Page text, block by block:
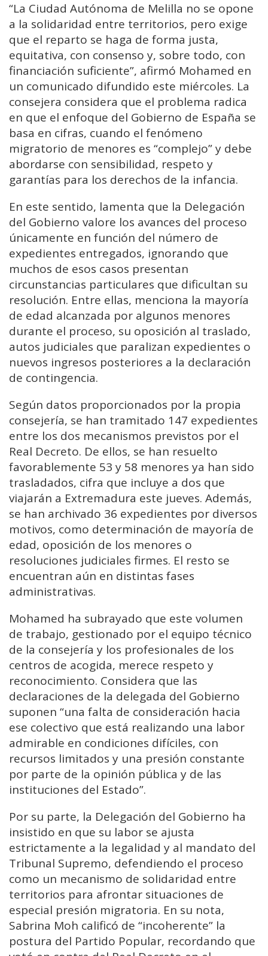
“La Ciudad Autónoma de Melilla no se opone
a la solidaridad entre territorios, pero exige
que el reparto se haga de forma justa,
equitativa, con consenso y, sobre todo, con
financiación suficiente”, afirmó Mohamed en
un comunicado difundido este miércoles. La
consejera considera que el problema radica
en que el enfoque del Gobierno de España se
basa en cifras, cuando el fenómeno
migratorio de menores es “complejo” y debe
abordarse con sensibilidad, respeto y
garantías para los derechos de la infancia.
En este sentido, lamenta que la Delegación
del Gobierno valore los avances del proceso
únicamente en función del número de
expedientes entregados, ignorando que
muchos de esos casos presentan
circunstancias particulares que dificultan su
resolución. Entre ellas, menciona la mayoría
de edad alcanzada por algunos menores
durante el proceso, su oposición al traslado,
autos judiciales que paralizan expedientes o
nuevos ingresos posteriores a la declaración
de contingencia.
Según datos proporcionados por la propia
consejería, se han tramitado 147 expedientes
entre los dos mecanismos previstos por el
Real Decreto. De ellos, se han resuelto
favorablemente 53 y 58 menores ya han sido
trasladados, cifra que incluye a dos que
viajarán a Extremadura este jueves. Además,
se han archivado 36 expedientes por diversos
motivos, como determinación de mayoría de
edad, oposición de los menores o
resoluciones judiciales firmes. El resto se
encuentran aún en distintas fases
administrativas.
Mohamed ha subrayado que este volumen
de trabajo, gestionado por el equipo técnico
de la consejería y los profesionales de los
centros de acogida, merece respeto y
reconocimiento. Considera que las
declaraciones de la delegada del Gobierno
suponen “una falta de consideración hacia
ese colectivo que está realizando una labor
admirable en condiciones difíciles, con
recursos limitados y una presión constante
por parte de la opinión pública y de las
instituciones del Estado”.
Por su parte, la Delegación del Gobierno ha
insistido en que su labor se ajusta
estrictamente a la legalidad y al mandato del
Tribunal Supremo, defendiendo el proceso
como un mecanismo de solidaridad entre
territorios para afrontar situaciones de
especial presión migratoria. En su nota,
Sabrina Moh calificó de “incoherente” la
postura del Partido Popular, recordando que